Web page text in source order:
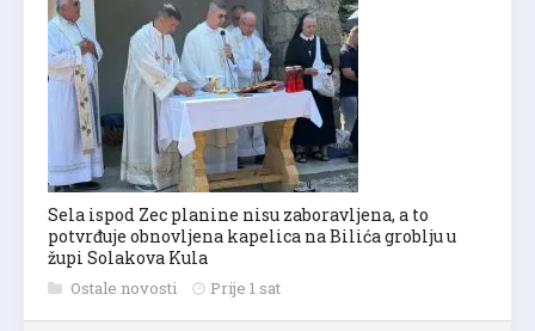
Sela ispod Zec planine nisu zaboravljena, a to
potvrđuje obnovljena kapelica na Bilića groblju u
župi Solakova Kula
Ostale novosti Prije 1 sat